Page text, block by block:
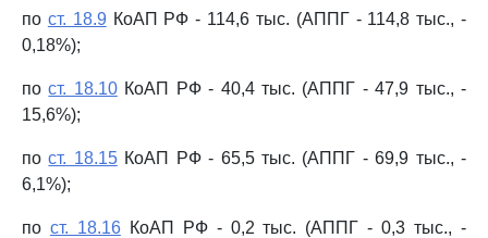
по ст. 18.9 КоАП РФ - 114,6 тыс. (АППГ - 114,8 тыс., -
0,18%);
пост. 18.10КоАП РФ - 40,4 тыс. (АППГ - 47,9 тыс., -
15,6%);
пост. 18.15КоАП РФ - 65,5 тыс. (АППГ - 69,9 тыс., -
6,1%);
по ст. 18.16КоАП РФ - 0,2 тыс. (АППГ - 0,3 тыс., -